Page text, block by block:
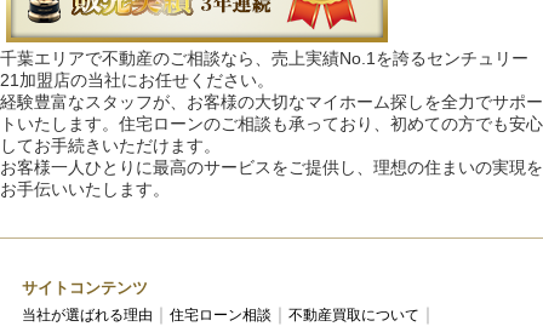
千葉エリアで不動産のご相談なら、売上実績No.1を誇るセンチュリー
21加盟店の当社にお任せください。
経験豊富なスタッフが、お客様の大切なマイホーム探しを全力でサポー
トいたします。住宅ローンのご相談も承っており、初めての方でも安心
してお手続きいただけます。
お客様一人ひとりに最高のサービスをご提供し、理想の住まいの実現を
お手伝いいたします。
サイトコンテンツ
当社が選ばれる理由 住宅ローン相談
不動産買取について